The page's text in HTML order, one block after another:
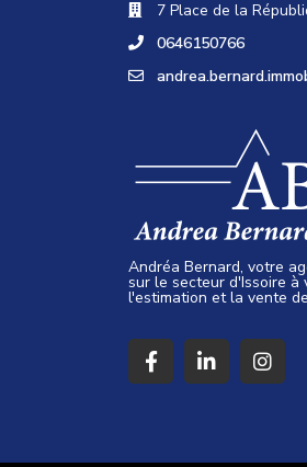
7 Place de la
0646150766
Andréa Bernard, votre
sur le secteur d'Issoire à
l'estimation et la vente